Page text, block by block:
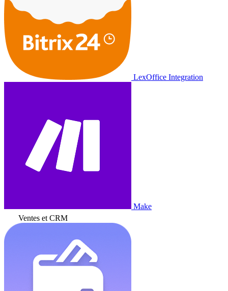
LexOffice Integration
Make
Ventes et CRM